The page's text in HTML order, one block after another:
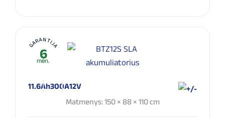
GARANTIJA
6
mėn.
11.6Ah300A12V
Matmenys: 150 × 88 × 110 cm